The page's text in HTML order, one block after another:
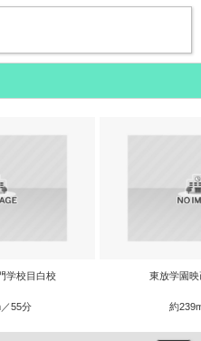
学校目白校
55分
東放学園
約